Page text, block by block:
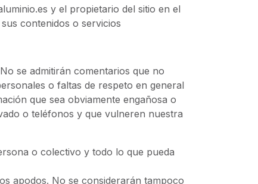
y el propietario del sitio en el
contenidos o servicios
se admitirán comentarios que no
o faltas de respeto en general
que sea obviamente engañosa o
o teléfonos y que vulneren nuestra
o colectivo y todo lo que pueda
apodos. No se considerarán tampoco